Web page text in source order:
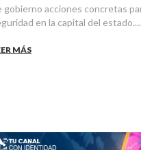
gobierno acciones concretas
en la capital del estado....
MÁS